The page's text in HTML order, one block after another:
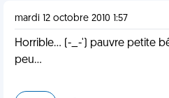
mardi 12 octobre 2010 1:57
Horrible... (-_-') pauvre petite
peu...